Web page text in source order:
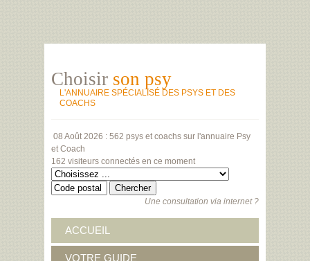
Choisir son psy
L'ANNUAIRE SPÉCIALISÉ DES PSYS ET DES
COACHS
08 Août 2026 : 562 psys et coachs sur l'annuaire Psy
et Coach
162 visiteurs connectés en ce moment
Une consultation via internet ?
ACCUEIL
VOTRE GUIDE